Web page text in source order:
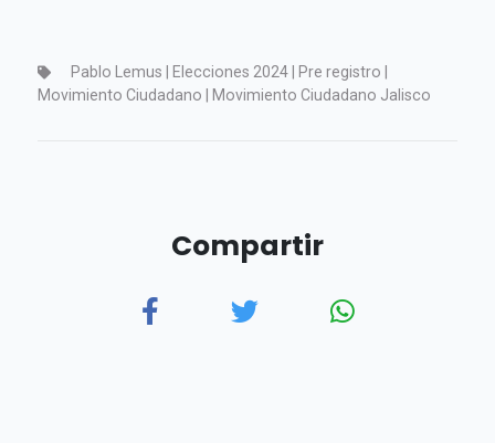
Pablo Lemus | Elecciones 2024 | Pre registro |
Movimiento Ciudadano | Movimiento Ciudadano Jalisco
Compartir